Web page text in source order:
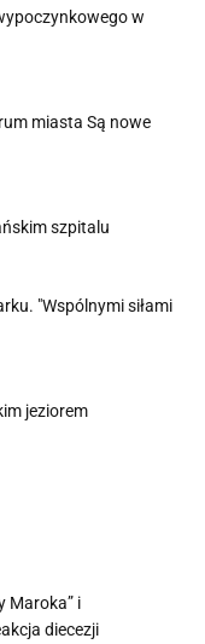
w
miasta Są nowe
szpitalu
"Wspólnymi siłami
jeziorem
Maroka” i
diecezji